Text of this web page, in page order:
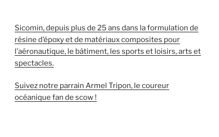
Sicomin, depuis plus de 25 ans dans la formulation de
résine d’époxy et de matériaux composites pour
l’aéronautique, le bâtiment, les sports et loisirs, arts et
spectacles.
Suivez notre parrain Armel Tripon, le coureur
océanique fan de scow !